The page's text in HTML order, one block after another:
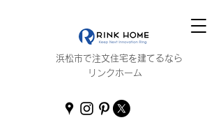
浜松市で注文住宅を建てるなら
リンクホーム